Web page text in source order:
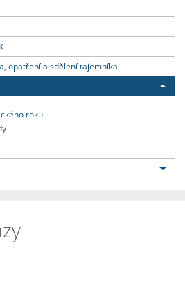
opatření a sdělení tajemníka
roku